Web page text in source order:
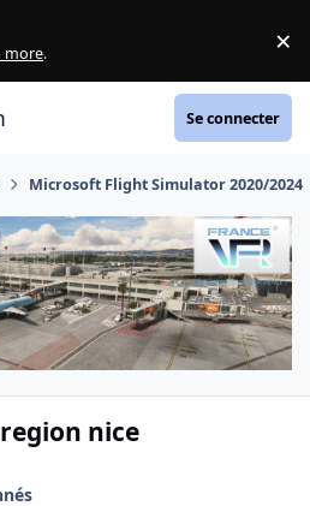
more. ×
Se connecter
Microsoft Flight Simulator 2020/2024
nice